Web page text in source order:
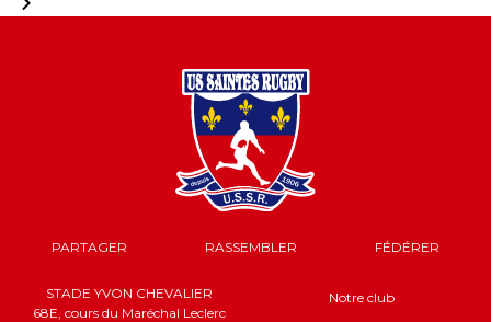
PARTAGER RASSEMBLER FÉDÉRER
STADE YVON CHEVALIER
68E, cours du Maréchal Leclerc
Notre club